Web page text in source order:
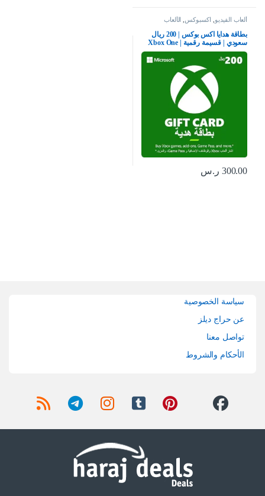
ألعاب الفيديو اكسبوكس الألعاب
بطاقة هدايا اكس بوكس | 200 ريال
سعودي | قسيمة رقمية | Xbox One
سلسلة S | X وويندوز | (كود التحميل)
– حساب المملكة العربية السعودية
300.00 ر.س
سياسة الخصوصية
عن حراج ديلز
تواصل معنا
الأحكام والشروط